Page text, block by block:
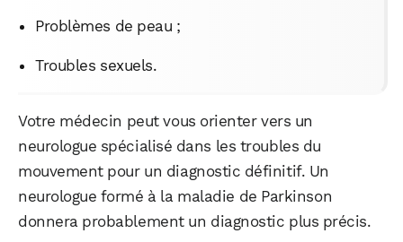
Problèmes de peau ;
Troubles sexuels.
Votre médecin peut vous orienter vers un
neurologue spécialisé dans les troubles du
mouvement pour un diagnostic définitif. Un
neurologue formé à la maladie de Parkinson
donnera probablement un diagnostic plus précis.